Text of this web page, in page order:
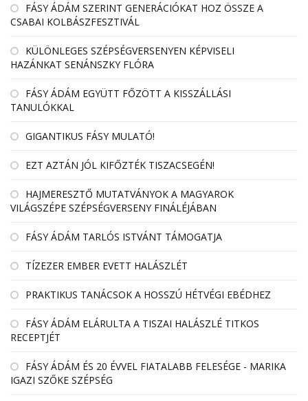
FÁSY ÁDÁM SZERINT GENERÁCIÓKAT HOZ ÖSSZE A
CSABAI KOLBÁSZFESZTIVÁL
KÜLÖNLEGES SZÉPSÉGVERSENYEN KÉPVISELI
HAZÁNKAT SENÁNSZKY FLÓRA
FÁSY ÁDÁM EGYÜTT FŐZÖTT A KISSZÁLLÁSI
TANULÓKKAL
GIGANTIKUS FÁSY MULATÓ!
EZT AZTÁN JÓL KIFŐZTÉK TISZACSEGÉN!
HAJMERESZTŐ MUTATVÁNYOK A MAGYAROK
VILÁGSZÉPE SZÉPSÉGVERSENY FINÁLÉJÁBAN
FÁSY ÁDÁM TARLÓS ISTVÁNT TÁMOGATJA
TÍZEZER EMBER EVETT HALÁSZLÉT
PRAKTIKUS TANÁCSOK A HOSSZÚ HÉTVÉGI EBÉDHEZ
FÁSY ÁDÁM ELÁRULTA A TISZAI HALÁSZLÉ TITKOS
RECEPTJÉT
FÁSY ÁDÁM ÉS 20 ÉVVEL FIATALABB FELESÉGE - MARIKA
IGAZI SZŐKE SZÉPSÉG